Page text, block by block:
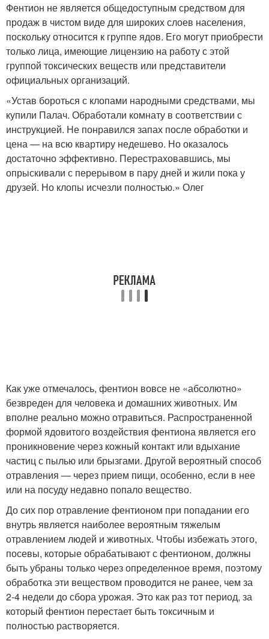
Фентион не является общедоступным средством для
продаж в чистом виде для широких слоев населения,
поскольку относится к группе ядов. Его могут приобрести
только лица, имеющие лицензию на работу с этой
группой токсических веществ или представители
официальных организаций.
«Устав бороться с клопами народными средствами, мы
купили Палач. Обработали комнату в соответствии с
инструкцией. Не понравился запах после обработки и
цена — на всю квартиру недешево. Но оказалось
достаточно эффективно. Перестраховавшись, мы
опрыскивали с перерывом в пару дней и жили пока у
друзей. Но клопы исчезли полностью.» Олег
Как уже отмечалось, фентион вовсе не «абсолютно»
безвреден для человека и домашних животных. Им
вполне реально можно отравиться. Распространенной
формой ядовитого воздействия фентиона является его
проникновение через кожный контакт или вдыхание
частиц с пылью или брызгами. Другой вероятный способ
отравления — через прием пищи, особенно, если в нее
или на посуду недавно попало вещество.
До сих пор отравление фентионом при попадании его
внутрь является наиболее вероятным тяжелым
отравлением людей и животных. Чтобы избежать этого,
посевы, которые обрабатывают с фентионом, должны
быть убраны только через определенное время, поэтому
обработка эти веществом проводится не ранее, чем за
2-4 недели до сбора урожая. Это как раз тот период, за
который фентион перестает быть токсичным и
полностью растворяется.